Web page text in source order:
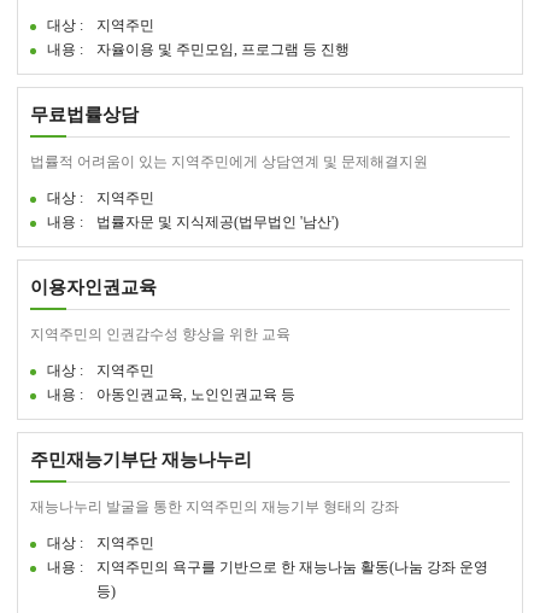
대상 :
지역주민
내용 :
자율이용 및 주민모임, 프로그램 등 진행
무료법률상담
법률적 어려움이 있는 지역주민에게 상담연계 및 문제해결지원
대상 :
지역주민
내용 :
법률자문 및 지식제공(법무법인 '남산')
이용자인권교육
지역주민의 인권감수성 향상을 위한 교육
대상 :
지역주민
내용 :
아동인권교육, 노인인권교육 등
주민재능기부단 재능나누리
재능나누리 발굴을 통한 지역주민의 재능기부 형태의 강좌
대상 :
지역주민
내용 :
지역주민의 욕구를 기반으로 한 재능나눔 활동(나눔 강좌 운영
등)